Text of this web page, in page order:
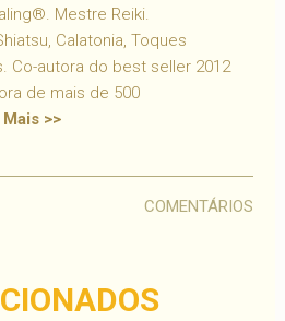
Mestre Reiki.
Calatonia, Toques
Co-autora do best seller 2012
de mais de 500
>>
COMENTÁRIOS